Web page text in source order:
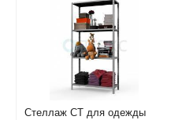
Стеллаж СТ для одежды